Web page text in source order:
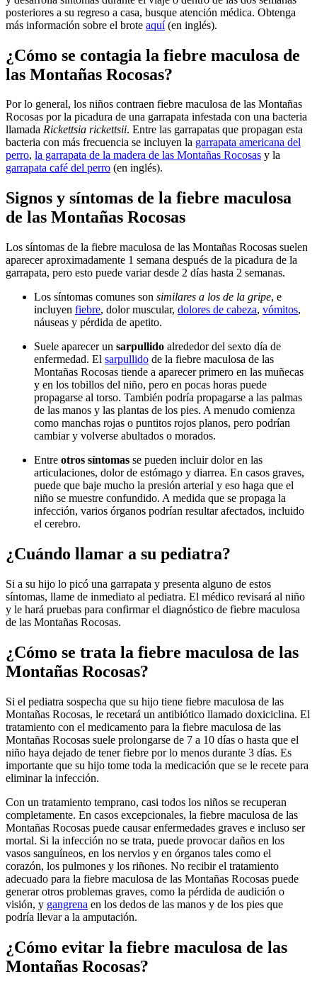
posteriores a su regreso a casa, busque atención médica. Obtenga
más información sobre el brote aquí(en inglés).
¿Cómo se contagia la fiebre maculosa de
las Montañas Rocosas?
Por lo general, los niños contraen fiebre maculosa de las Montañas
Rocosas por la picadura de una garrapata infestada con una bacteria
llamada Rickettsia rickettsii. Entre las garrapatas que propagan esta
bacteria con más frecuencia se incluyen la garrapata americana del
perro, la garrapata de la madera de las Montañas Rocosas y la
garrapata café del perro (en inglés).
Signos y síntomas de la fiebre maculosa
de las Montañas Rocosas
Los síntomas de la fiebre maculosa de las Montañas Rocosas suelen
aparecer aproximadamente 1 semana después de la picadura de la
garrapata, pero esto puede variar desde 2 días hasta 2 semanas.
Los síntomas comunes son similares a los de la gripe, e
incluyen fiebre, dolor muscular, dolores de cabeza, vómitos,
náuseas y pérdida de apetito.
Suele aparecer un sarpullido alrededor del sexto día de
enfermedad. El sarpullido de la fiebre maculosa de las
Montañas Rocosas tiende a aparecer primero en las muñecas
y en los tobillos del niño, pero en pocas horas puede
propagarse al torso. También podría propagarse a las palmas
de las manos y las plantas de los pies. A menudo comienza
como manchas rojas o puntitos rojos planos, pero podrían
cambiar y volverse abultados o morados.
Entre otros síntomas se pueden incluir dolor en las
articulaciones, dolor de estómago y diarrea. En casos graves,
puede que baje mucho la presión arterial y eso haga que el
niño se muestre confundido. A medida que se propaga la
infección, varios órganos podrían resultar afectados, incluido
el cerebro.
¿Cuándo llamar a su pediatra?
Si a su hijo lo picó una garrapata y presenta alguno de estos
síntomas, llame de inmediato al pediatra. El médico revisará al niño
y le hará pruebas para confirmar el diagnóstico de fiebre maculosa
de las Montañas Rocosas.
¿Cómo se trata la fiebre maculosa de las
Montañas Rocosas?
Si el pediatra sospecha que su hijo tiene fiebre maculosa de las
Montañas Rocosas, le recetará un antibiótico llamado doxiciclina. El
tratamiento con el medicamento para la fiebre maculosa de las
Montañas Rocosas suele prolongarse de 7 a 10 días o hasta que el
niño haya dejado de tener fiebre por lo menos durante 3 días. Es
importante que su hijo tome toda la medicación que se le recete para
eliminar la infección.
Con un tratamiento temprano, casi todos los niños se recuperan
completamente. En casos excepcionales, la fiebre maculosa de las
Montañas Rocosas puede causar enfermedades graves e incluso ser
mortal. Si la infección no se trata, puede provocar daños en los
vasos sanguíneos, en los nervios y en órganos tales como el
corazón, los pulmones y los riñones. No recibir el tratamiento
adecuado para la fiebre maculosa de las Montañas Rocosas puede
generar otros problemas graves, como la pérdida de audición o
visión, y gangrena en los dedos de las manos y de los pies que
podría llevar a la amputación.
¿Cómo evitar la fiebre maculosa de las
Montañas Rocosas?